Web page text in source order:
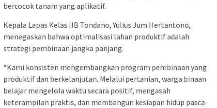
bercocok tanam yang aplikatif.
Kepala Lapas Kelas IIB Tondano, Yulius Jum Hertantono,
menegaskan bahwa optimalisasi lahan produktif adalah
strategi pembinaan jangka panjang.
“Kami konsisten mengembangkan program pembinaan yang
produktif dan berkelanjutan. Melalui pertanian, warga binaan
belajar mengelola waktu secara positif, mengasah
keterampilan praktis, dan membangun kesiapan hidup pasca-